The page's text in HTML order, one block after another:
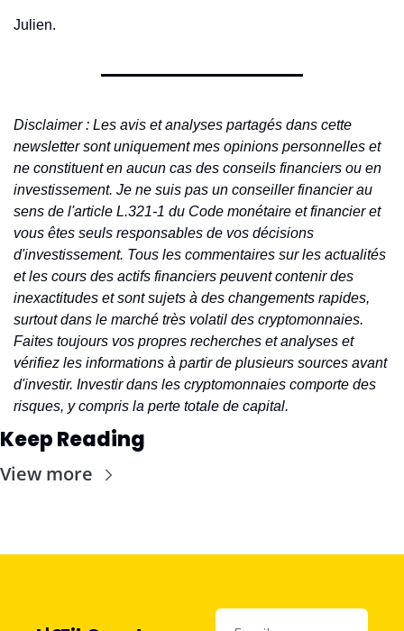
Julien.
Disclaimer : Les avis et analyses partagés dans cette
newsletter sont uniquement mes opinions personnelles et
ne constituent en aucun cas des conseils financiers ou en
investissement. Je ne suis pas un conseiller financier au
sens de l'article L.321-1 du Code monétaire et financier et
vous êtes seuls responsables de vos décisions
d'investissement. Tous les commentaires sur les actualités
et les cours des actifs financiers peuvent contenir des
inexactitudes et sont sujets à des changements rapides,
surtout dans le marché très volatil des cryptomonnaies.
Faites toujours vos propres recherches et analyses et
vérifiez les informations à partir de plusieurs sources avant
d'investir. Investir dans les cryptomonnaies comporte des
risques, y compris la perte totale de capital.
Keep Reading
View more